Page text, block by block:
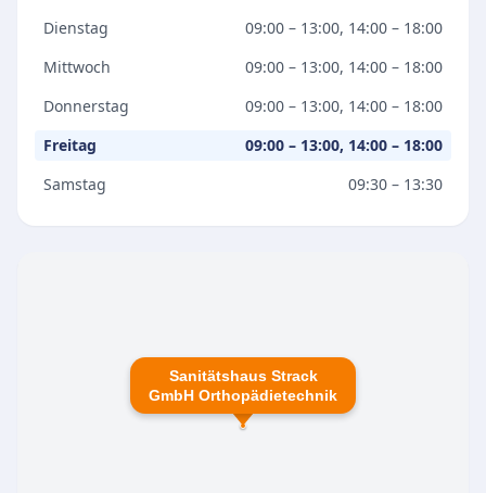
Dienstag
09:00 – 13:00, 14:00 – 18:00
Mittwoch
09:00 – 13:00, 14:00 – 18:00
Donnerstag
09:00 – 13:00, 14:00 – 18:00
Freitag
09:00 – 13:00, 14:00 – 18:00
Samstag
09:30 – 13:30
Sanitätshaus Strack
GmbH Orthopädietechnik